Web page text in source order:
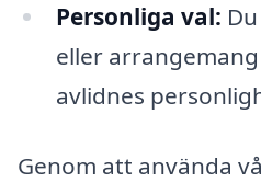
Personliga val:
eller
avlidnes
Genom att använda